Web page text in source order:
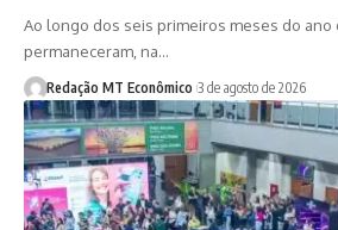
Ao longo dos seis primeiros meses do ano
permaneceram, na…
Redação MT Econômico 3 de agosto de 2026